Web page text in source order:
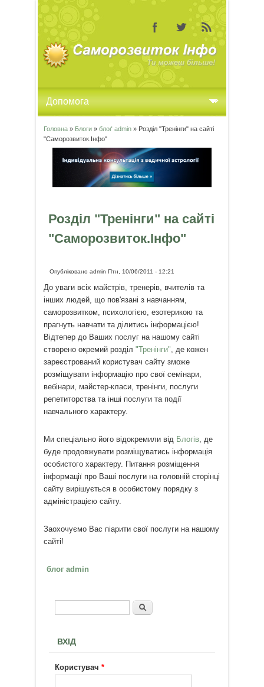
Ви є тут
Головна» Блоги» блоґ admin» Розділ "Тренінги" на сайті
"Саморозвиток.Інфо"
Розділ "Тренінги" на сайті
"Саморозвиток.Інфо"
Опублікованоadmin Птн, 10/06/2011 - 12:21
До уваги всіх майстрів, тренерів, вчителів та
інших людей, що пов'язані з навчанням,
саморозвитком, психологією, езотерикою та
прагнуть навчати та ділитись інформацією!
Відтепер до Ваших послуг на нашому сайті
створено окремий розділ "Тренінги" , де кожен
зареєстрований користувач сайту зможе
розміщувати інформацію про свої семінари,
вебінари, майстер-класи, тренінги, послуги
репетиторства та інші послуги та події
навчального характеру.
Ми спеціально його відокремили від Блогів, де
буде продовжувати розміщуватись інформація
особистого характеру. Питання розміщення
інформації про Ваші послуги на головній сторінці
сайту вирішується в особистому порядку з
адміністрацією сайту.
Заохочуємо Вас піарити свої послуги на нашому
сайті!
блог admin
Пошукова форма
Пошук
ВХІД
Користувач*